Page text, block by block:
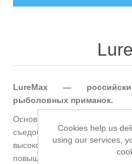
Контакты
Личный кабинет
Поиск
LureMax —
рыболовных приманок.
Основной специализацией
съедобных силиконовых
высокой реалистичностью,
повышает эффективность
Cookies help us
using our services,